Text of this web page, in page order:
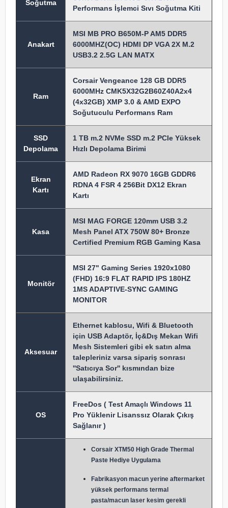
Soğutma
Performans İşlemci Sıvı Soğutma Kiti
Anakart
MSI MB PRO B650M-P AM5 DDR5
6000MHZ(OC) HDMI DP VGA 2X M.2
USB3.2 2.5G LAN MATX
Ram
Corsair Vengeance 128 GB DDR5
6000MHz CMK5X32G2B60Z40A2x4
(4x32GB) XMP 3.0 & AMD EXPO
Soğutuculu Performans Ram
SSD
Depolama
1 TB m.2 NVMe SSD m.2 PCIe Yüksek
Hızlı Depolama Birimi
Ekran
Kartı
AMD Radeon RX 9070 16GB GDDR6
RDNA 4 FSR 4 256Bit DX12 Ekran
Kartı
Kasa
MSI MAG FORGE 120mm USB 3.2
Mesh Panel ATX 750W 80+ Bronze
Certified Premium RGB Gaming Kasa
Monitör
MSI 27" Gaming Series 1920x1080
(FHD) 16:9 FLAT RAPID IPS 180HZ
1MS ADAPTIVE-SYNC GAMING
MONITOR
Aksesuar
Ethernet kablosu, Wifi & Bluetooth
için USB Adaptör, İç&Dış Mekan Wifi
Mesh Sistemleri gibi ek satın alma
talepleriniz varsa sipariş sonrası
''Satıcıya Sor'' kısmından bize
ulaşabilirsiniz.
OS
FreeDos ( Test Amaçlı Windows 11
Pro Yüklenir Lisanssız Olarak Çıkış
Sağlanır )
Corsair XTM50 High Grade Thermal
Paste Hediye Uygulama
Fabrikasyon macun yerine aftermarket
yüksek performans termal
pasta/macun laser kesim gerekli